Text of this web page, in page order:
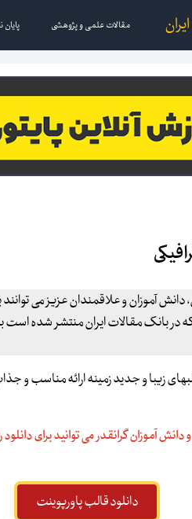
مقالات علمی و پژوهشی پایان
آموزان و علاقمندان عزیز می توانند
که در بانک مقالات ایران منتشر شده
قالبهای زیبا و جدید زمینه ارائه مناسب و
آموزان گرانقدر می توانید برای دانلود
دانلود قالب پاورپوینت